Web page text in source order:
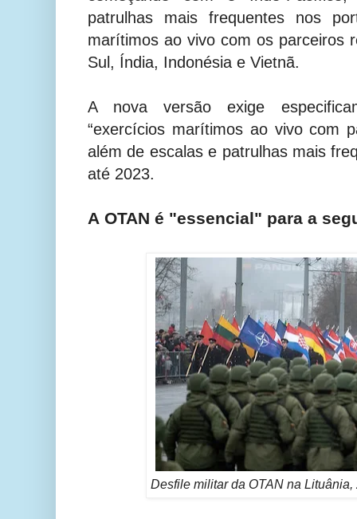
patrulhas mais frequentes nos
marítimos ao vivo com os parceiros
Sul, Índia, Indonésia e Vietnã.
A nova versão exige
“exercícios marítimos ao vivo com
além de escalas e patrulhas mais
até 2023.
A OTAN é "essencial" para a
Desfile militar da OTAN na